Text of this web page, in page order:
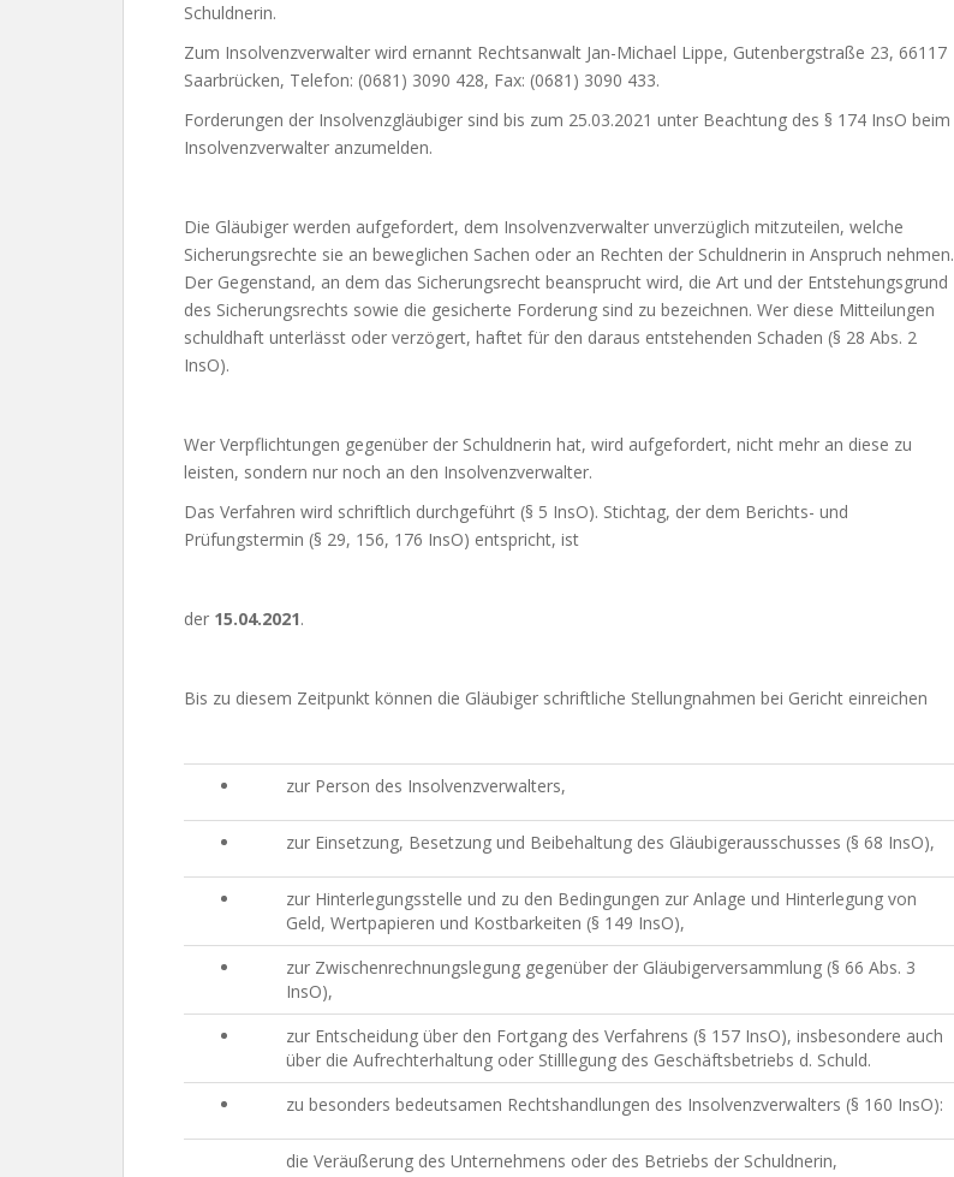
Schuldnerin.
Zum Insolvenzverwalter wird ernannt Rechtsanwalt Jan-Michael Lippe, Gutenbergstraße 23, 66117
Saarbrücken, Telefon: (0681) 3090 428, Fax: (0681) 3090 433.
Forderungen der Insolvenzgläubiger sind bis zum 25.03.2021 unter Beachtung des § 174 InsO beim
Insolvenzverwalter anzumelden.
Die Gläubiger werden aufgefordert, dem Insolvenzverwalter unverzüglich mitzuteilen, welche
Sicherungsrechte sie an beweglichen Sachen oder an Rechten der Schuldnerin in Anspruch nehmen.
Der Gegenstand, an dem das Sicherungsrecht beansprucht wird, die Art und der Entstehungsgrund
des Sicherungsrechts sowie die gesicherte Forderung sind zu bezeichnen. Wer diese Mitteilungen
schuldhaft unterlässt oder verzögert, haftet für den daraus entstehenden Schaden (§ 28 Abs. 2
InsO).
Wer Verpflichtungen gegenüber der Schuldnerin hat, wird aufgefordert, nicht mehr an diese zu
leisten, sondern nur noch an den Insolvenzverwalter.
Das Verfahren wird schriftlich durchgeführt (§ 5 InsO). Stichtag, der dem Berichts- und
Prüfungstermin (§ 29, 156, 176 InsO) entspricht, ist
der 15.04.2021.
Bis zu diesem Zeitpunkt können die Gläubiger schriftliche Stellungnahmen bei Gericht einreichen
zur Person des Insolvenzverwalters,
zur Einsetzung, Besetzung und Beibehaltung des Gläubigerausschusses (§ 68 InsO),
zur Hinterlegungsstelle und zu den Bedingungen zur Anlage und Hinterlegung von
Geld, Wertpapieren und Kostbarkeiten (§ 149 InsO),
zur Zwischenrechnungslegung gegenüber der Gläubigerversammlung (§ 66 Abs. 3
InsO),
zur Entscheidung über den Fortgang des Verfahrens (§ 157 InsO), insbesondere auch
über die Aufrechterhaltung oder Stilllegung des Geschäftsbetriebs d. Schuld.
zu besonders bedeutsamen Rechtshandlungen des Insolvenzverwalters (§ 160 InsO):
die Veräußerung des Unternehmens oder des Betriebs der Schuldnerin,